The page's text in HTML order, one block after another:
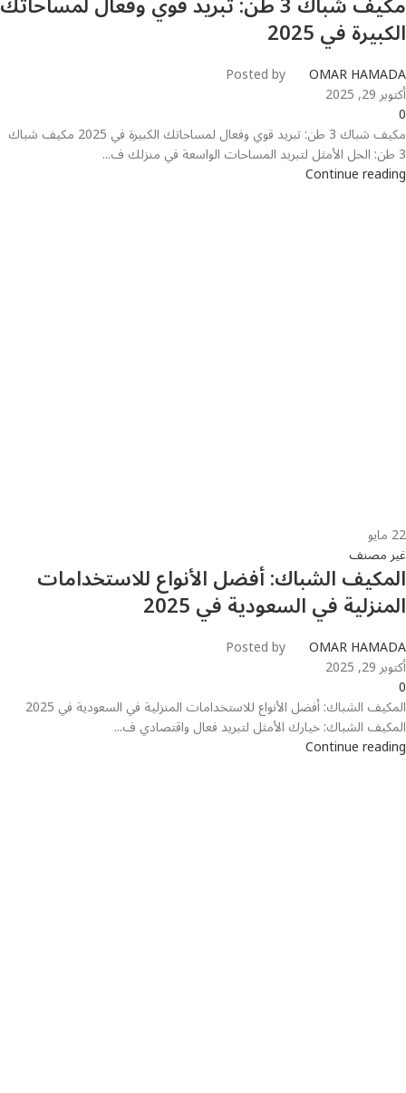
الكبيرة في 2025
Posted by OMAR HAMADA
أكتوبر 29, 2025
0
مكيف شباك 3 طن: تبريد قوي وفعال لمساحاتك الكبيرة في 2025 مكيف شباك
3 طن: الحل الأمثل لتبريد المساحات الواسعة في منزلك ف...
Continue reading
22 مايو
غير مصنف
المكيف الشباك: أفضل الأنواع للاستخدامات
المنزلية في السعودية في 2025
Posted by OMAR HAMADA
أكتوبر 29, 2025
0
المكيف الشباك: أفضل الأنواع للاستخدامات المنزلية في السعودية في 2025
المكيف الشباك: خيارك الأمثل لتبريد فعال واقتصادي ف...
Continue reading